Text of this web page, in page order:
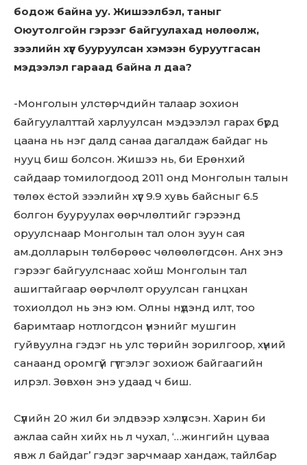
бодож байна уу. Жишээлбэл, таныг
Оюутолгойн гэрээг байгуулахад нөлөөлж,
зээлийн хүүг бууруулсан хэмээн буруутгасан
мэдээлэл гараад байна л даа?
-Монголын улстөрчдийн талаар зохион
байгуулалттай харлуулсан мэдээлэл гарах бүрд
цаана нь нэг далд санаа дагалдаж байдаг нь
нууц биш болсон. Жишээ нь, би Ерөнхий
сайдаар томилогдоод 2011 онд Монголын талын
төлөх ёстой зээлийн хүүг 9.9 хувь байсныг 6.5
болгон бууруулах өөрчлөлтийг гэрээнд
оруулснаар Монголын тал олон зуун сая
ам.долларын төлбөрөөс чөлөөлөгдсөн. Анх энэ
гэрээг байгуулснаас хойш Монголын тал
ашигтайгаар өөрчлөлт оруулсан ганцхан
тохиолдол нь энэ юм. Олны нүдэнд илт, тоо
баримтаар нотлогдсон үнэнийг мушгин
гуйвуулна гэдэг нь улс төрийн зорилгоор, хүний
санаанд оромгүй гүтгэлэг зохиож байгаагийн
илрэл. Зөвхөн энэ удаад ч биш.
Сүүлийн 20 жил би элдвээр хэлүүлсэн. Харин би
ажлаа сайн хийх нь л чухал, ‘…жингийн цуваа
явж л байдаг’ гэдэг зарчмаар хандаж, тайлбар